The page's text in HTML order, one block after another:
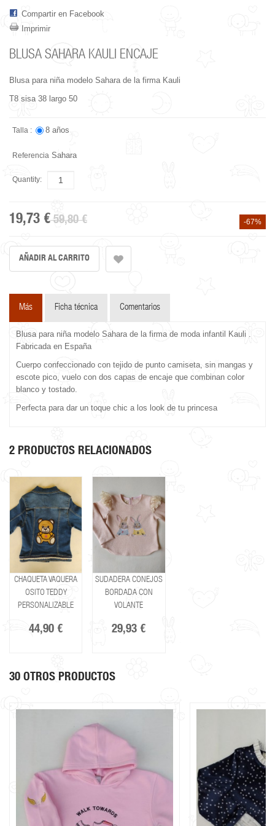
Compartir en Facebook
Imprimir
BLUSA SAHARA KAULI ENCAJE
Blusa para niña modelo Sahara de la firma Kauli
T8 sisa 38 largo 50
Talla : 8 años
Referencia Sahara
Quantity:
19,73 € 59,80 € -67%
Más Ficha técnica Comentarios
Blusa para niña modelo Sahara de la firma de moda infantil Kauli .
Fabricada en España
Cuerpo confeccionado con tejido de punto camiseta, sin mangas y
escote pico, vuelo con dos capas de encaje que combinan color
blanco y tostado.
Perfecta para dar un toque chic a los look de tu princesa
2 PRODUCTOS RELACIONADOS
CHAQUETA VAQUERA
OSITO TEDDY
PERSONALIZABLE
44,90 €
SUDADERA CONEJOS
BORDADA CON
VOLANTE
29,93 €
30 OTROS PRODUCTOS